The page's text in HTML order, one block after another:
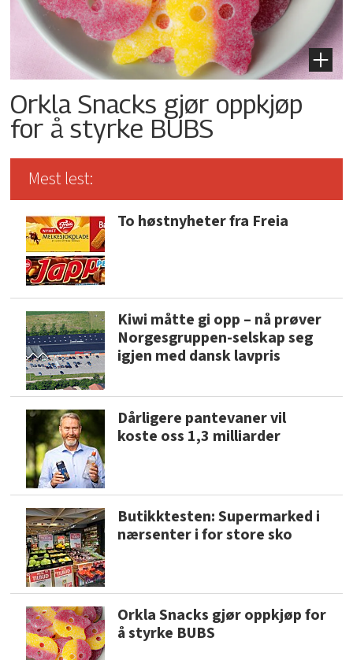
Orkla Snacks gjør oppkjøp
for å styrke BUBS
Mest lest:
To høstnyheter fra Freia
Kiwi måtte gi opp – nå prøver
Norgesgruppen-selskap seg
igjen med dansk lavpris
Dårligere pantevaner vil
koste oss 1,3 milliarder
Butikktesten: Supermarked i
nærsenter i for store sko
Orkla Snacks gjør oppkjøp for
å styrke BUBS